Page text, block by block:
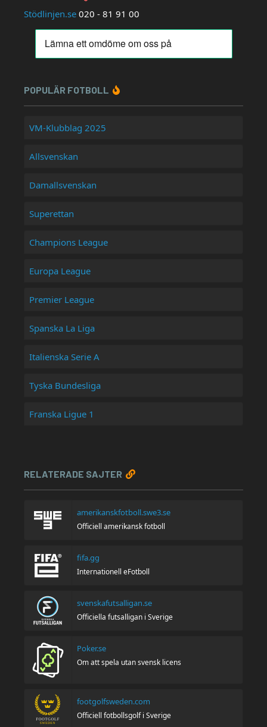
Stödlinjen.se 020 - 81 91 00
POPULÄR FOTBOLL
VM-Klubblag 2025
Allsvenskan
Damallsvenskan
Superettan
Champions League
Europa League
Premier League
Spanska La Liga
Italienska Serie A
Tyska Bundesliga
Franska Ligue 1
RELATERADE SAJTER
amerikanskfotboll.swe3.se
Officiell amerikansk fotboll
fifa.gg
Internationell eFotboll
svenskafutsalligan.se
Officiella futsalligan i Sverige
Poker.se
Om att spela utan svensk licens
footgolfsweden.com
Officiell fotbollsgolf i Sverige